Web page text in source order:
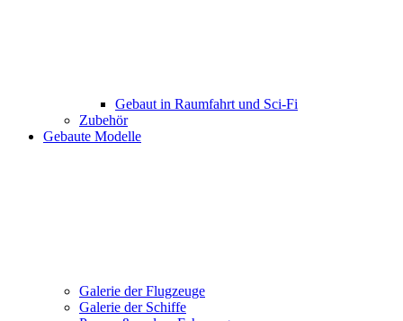
Gebaut in Raumfahrt und Sci-Fi
Zubehör
Gebaute Modelle
Galerie der Flugzeuge
Galerie der Schiffe